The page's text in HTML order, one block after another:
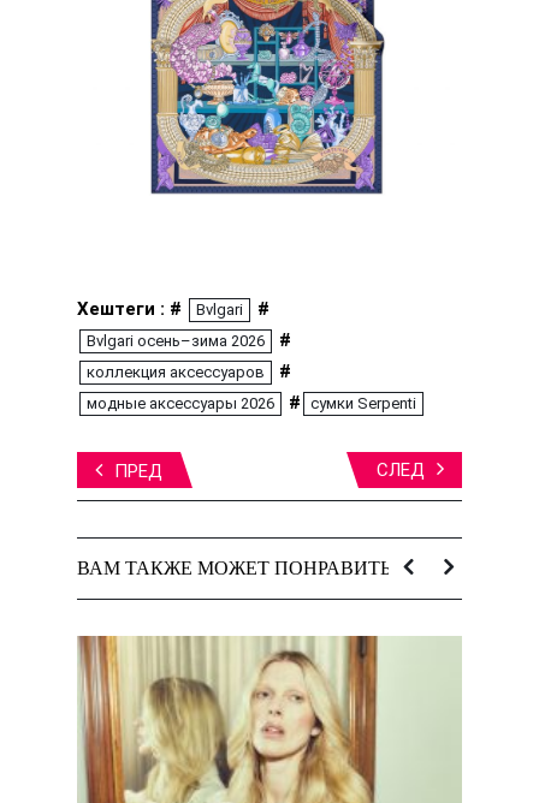
Хештеги : # Bvlgari #
Bvlgari осень–зима 2026 #
коллекция аксессуаров #
модные аксессуары 2026 # сумки Serpenti
ПРЕД СЛЕД
ВАМ ТАКЖЕ МОЖЕТ ПОНРАВИТЬСЯ: